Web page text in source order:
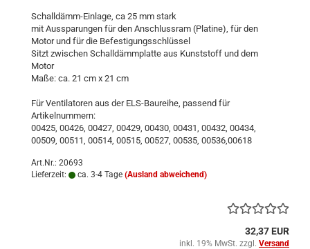
Schalldämm-Einlage, ca 25 mm stark
mit Aussparungen für den Anschlussram (Platine), für den
Motor und für die Befestigungsschlüssel
Sitzt zwischen Schalldämmplatte aus Kunststoff und dem
Motor
Maße: ca. 21 cm x 21 cm
Für Ventilatoren aus der ELS-Baureihe, passend für
Artikelnummern:
00425, 00426, 00427, 00429, 00430, 00431, 00432, 00434,
00509, 00511, 00514, 00515, 00527, 00535, 00536,00618
Art.Nr.: 20693
Lieferzeit:
ca. 3-4 Tage (Ausland abweichend)
32,37 EUR
inkl. 19% MwSt. zzgl. Versand